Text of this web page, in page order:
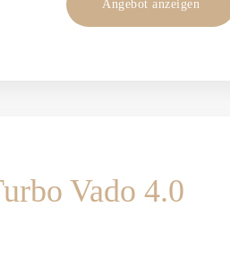
Angebot anzeigen
Vado 4.0